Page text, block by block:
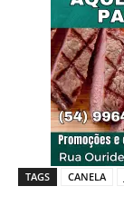
TAGS CANELA